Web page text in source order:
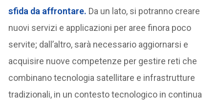
sfida da affrontare. Da un lato, si potranno creare
nuovi servizi e applicazioni per aree finora poco
servite; dall’altro, sarà necessario aggiornarsi e
acquisire nuove competenze per gestire reti che
combinano tecnologia satellitare e infrastrutture
tradizionali, in un contesto tecnologico in continua